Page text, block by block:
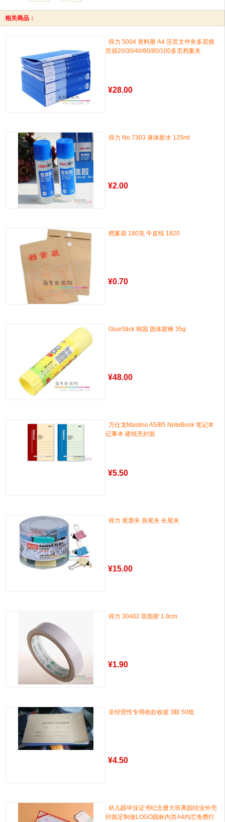
相关商品：
得力 5004 资料册 A4 活页文件夹多层插
页袋20/30/40/60/80/100多页档案夹
¥28.00
得力 No.7303 液体胶水 125ml
¥2.00
档案袋 180克 牛皮纸 1820
¥0.70
GlueStick 韩国 固体胶棒 35g
¥48.00
万仕龙MasIino A5/B5 NoteBook 笔记本
记事本 硬纸壳封面
¥5.50
得力 尾票夹 燕尾夹 长尾夹
¥15.00
得力 30402 双面胶 1.8cm
¥1.90
非经营性专用收款收据 3联 50组
¥4.50
幼儿园毕业证书纪念册大班离园结业外壳
封面定制做LOGO园标内页A4内芯免费打